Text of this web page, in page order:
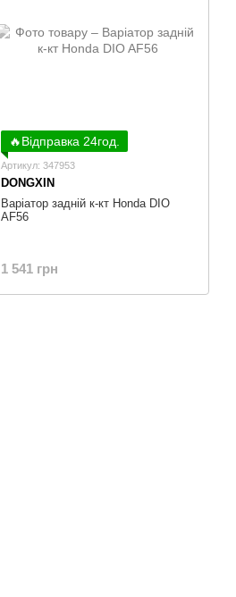
🔥Відправка 24год.
Артикул: 347953
DONGXIN
Варіатор задній к-кт Honda DIO
AF56
1 541 грн